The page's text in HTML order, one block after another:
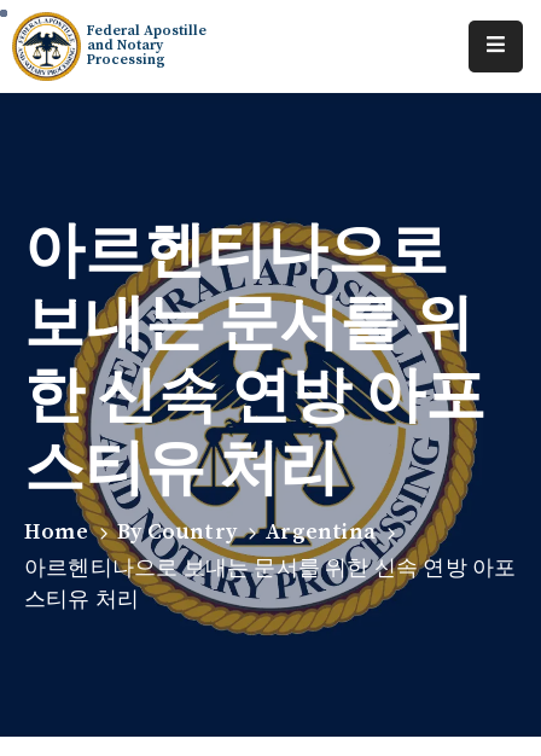
Federal Apostille
and Notary
Processing
Requests
Resources
Locations
Contact
Tracking
아르헨티나으로
보내는 문서를 위
한 신속 연방 아포
스티유 처리
Home By Country
Argentina
아르헨티나으로 보내는 문서를 위한 신속 연방 아포
스티유 처리